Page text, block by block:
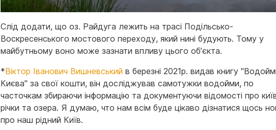
Слід додати, що оз. Райдуга лежить на трасі Подільсько-
Воскресенського мостового переходу, який нині будують. Тому у
майбутньому воно може зазнати впливу цього об’єкта.
*Віктор Іванович Вишневський в березні 2021р. видав книгу
Києва" за свої кошти, він досліджував самотужки водойми, по
часточкам збираючи інформацію та документуючи відомості про
річки та озера. Я думаю, что нам всім буде цікаво дізнатися щось
про наш рідний Київ.